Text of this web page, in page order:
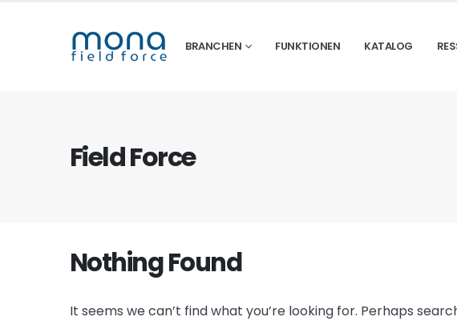
BRANCHEN FUNKTIONEN KATALOG
Field Force
Nothing Found
It seems we can’t find what you’re looking for. Perhaps